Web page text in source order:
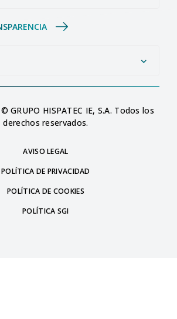
GRUPO HISPATEC IE, S.A. Todos los
derechos reservados.
AVISO LEGAL
POLÍTICA DE PRIVACIDAD
POLÍTICA DE COOKIES
POLÍTICA SGI